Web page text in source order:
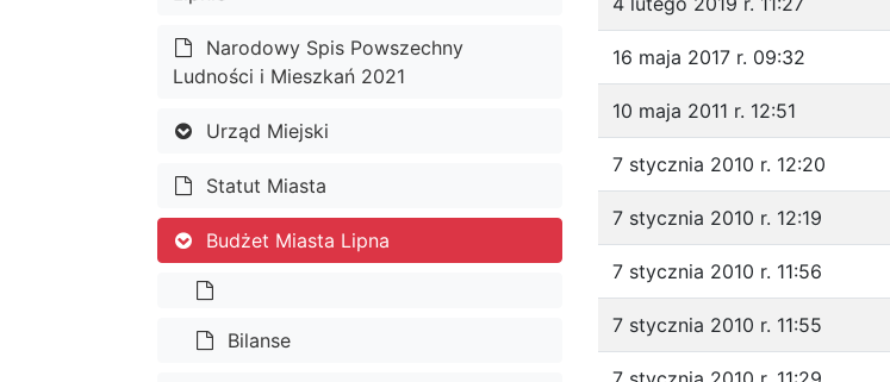
Narodowy Spis Powszechny
Ludności i Mieszkań 2021
Urząd Miejski
Statut Miasta
Budżet Miasta Lipna
Bilanse
16 maja 2017 r. 09:32
10 maja 2011 r. 12:51
7 stycznia 2010 r. 12:20
7 stycznia 2010 r. 12:19
7 stycznia 2010 r. 11:56
7 stycznia 2010 r. 11:55